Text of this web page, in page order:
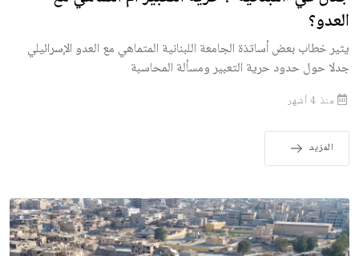
العدو؟
يثير خطاب بعض أساتذة الجامعة اللبنانية المتماهي مع العدو الإسرائيلي
جدلا حول حدود حرية التعبير ومسألة المحاسبة
منذ 4 أشهر
المزيد